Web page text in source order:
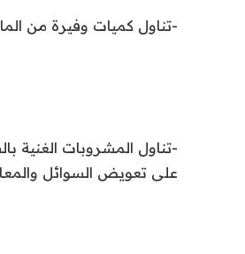
-تناول كميات وفيرة من الماء،
-تناول المشروبات الغنية
على تعويض السوائل